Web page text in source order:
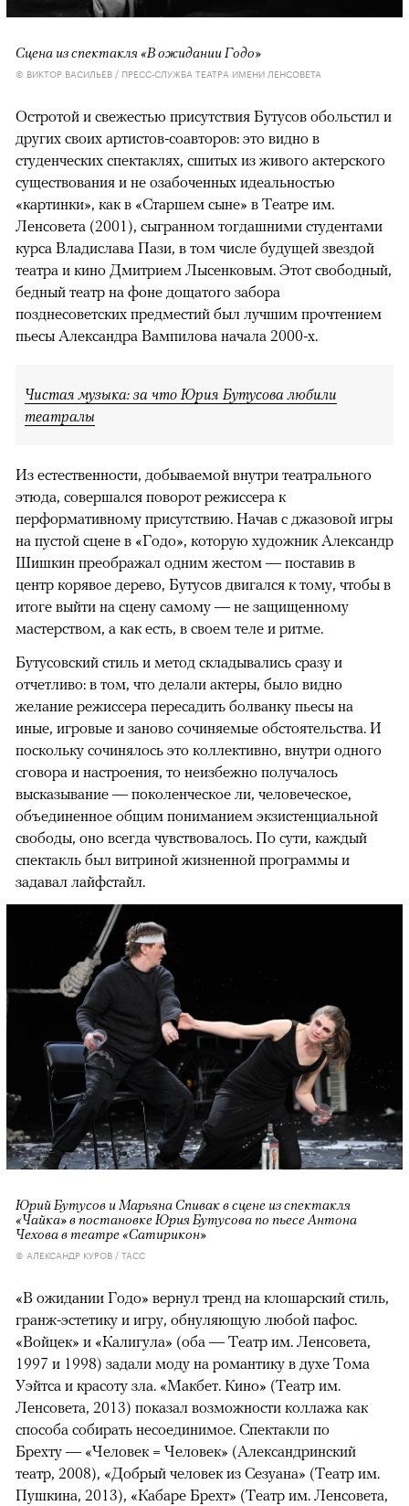
Сцена из спектакля «В ожидании Годо»
© ВИКТОР ВАСИЛЬЕВ / ПРЕСС-СЛУЖБА ТЕАТРА ИМЕНИ ЛЕНСОВЕТА
Остротой и свежестью присутствия Бутусов обольстил и
других своих артистов-соавторов: это видно в
студенческих спектаклях, сшитых из живого актерского
существования и не озабоченных идеальностью
«картинки», как в «Старшем сыне» в Театре им.
Ленсовета (2001), сыгранном тогдашними студентами
курса Владислава Пази, в том числе будущей звездой
театра и кино Дмитрием Лысенковым. Этот свободный,
бедный театр на фоне дощатого забора
позднесоветских предместий был лучшим прочтением
пьесы Александра Вампилова начала 2000-х.
Чистая музыка: за что Юрия Бутусова любили
театралы
Из естественности, добываемой внутри театрального
этюда, совершался поворот режиссера к
перформативному присутствию. Начав с джазовой игры
на пустой сцене в «Годо», которую художник Александр
Шишкин преображал одним жестом — поставив в
центр корявое дерево, Бутусов двигался к тому, чтобы в
итоге выйти на сцену самому — не защищенному
мастерством, а как есть, в своем теле и ритме.
Бутусовский стиль и метод складывались сразу и
отчетливо: в том, что делали актеры, было видно
желание режиссера пересадить болванку пьесы на
иные, игровые и заново сочиняемые обстоятельства. И
поскольку сочинялось это коллективно, внутри одного
сговора и настроения, то неизбежно получалось
высказывание — поколенческое ли, человеческое,
объединенное общим пониманием экзистенциальной
свободы, оно всегда чувствовалось. По сути, каждый
спектакль был витриной жизненной программы и
задавал лайфстайл.
Юрий Бутусов и Марьяна Спивак в сцене из спектакля
«Чайка» в постановке Юрия Бутусова по пьесе Антона
Чехова в театре «Сатирикон»
© АЛЕКСАНДР КУРОВ / ТАСС
«В ожидании Годо» вернул тренд на клошарский стиль,
гранж-эстетику и игру, обнуляющую любой пафос.
«Войцек» и «Калигула» (оба — Театр им. Ленсовета,
1997 и 1998) задали моду на романтику в духе Тома
Уэйтса и красоту зла. «Макбет. Кино» (Театр им.
Ленсовета, 2013) показал возможности коллажа как
способа собирать несоединимое. Спектакли по
Брехту — «Человек = Человек» (Александринский
театр, 2008), «Добрый человек из Сезуана» (Театр им.
Пушкина, 2013), «Кабаре Брехт» (Театр им. Ленсовета,